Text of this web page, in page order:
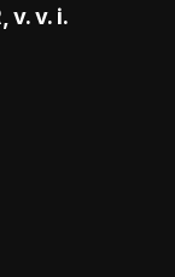
v. v. i.